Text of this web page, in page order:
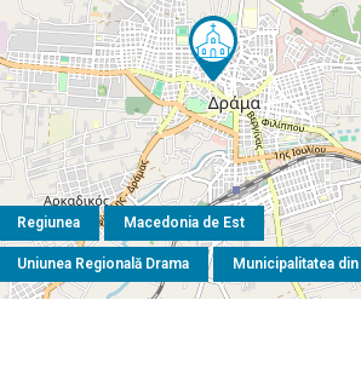
Regiunea Macedonia de Est
Uniunea Regională Drama Municipalitatea din